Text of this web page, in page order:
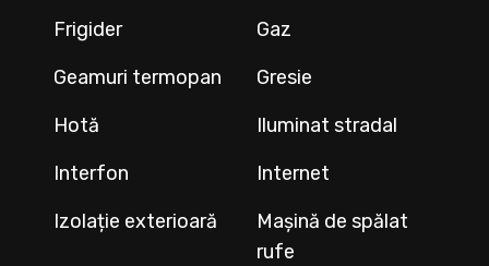
Frigider
Gaz
Geamuri termopan
Gresie
Hotă
Iluminat stradal
Interfon
Internet
Izolație exterioară
Mașină de spălat
rufe